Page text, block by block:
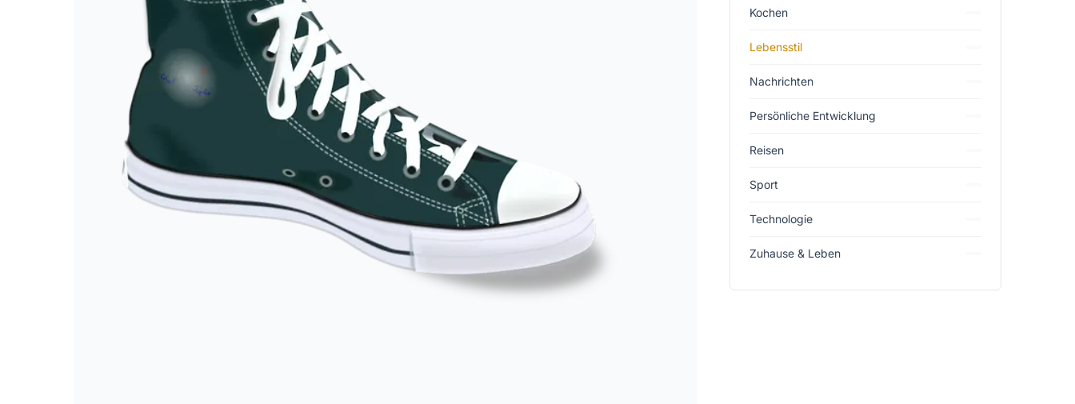
Kochen
Lebensstil
Nachrichten
Persönliche Entwicklung
Reisen
Sport
Technologie
Zuhause & Leben